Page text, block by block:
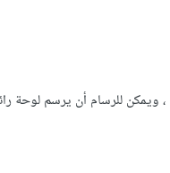
للرسام أن يرسم لوحة